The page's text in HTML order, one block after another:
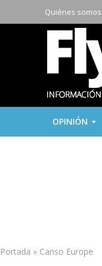
Quiénes somos
OPINIÓN
Portada » Canso Europe